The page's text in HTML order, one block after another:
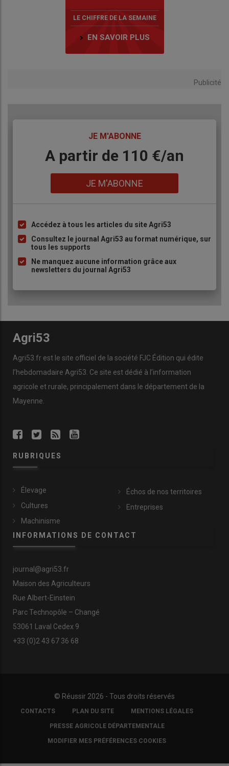
LE CHIFFRE DE LA SEMAINE
EN SAVOIR PLUS
Publicité
JE M'ABONNE
BodyA partir de 110 €/an
JE M'ABONNE
Liste
à
puce
Accédez à tous les articles du site Agri53
Consultez le journal Agri53 au format numérique, sur
tous les supports
Ne manquez aucune information grâce aux
newsletters du journal Agri53
Agri53
Agri53.fr est le site officiel de la société FJC Édition qui édite
l’hebdomadaire Agri53. Ce site est dédié à l’information
agricole et rurale, principalement dans le département de la
Mayenne.
RUBRIQUES
Élevage
Cultures
Machinisme
Échos de nos territoires
Entreprises
INFORMATIONS DE CONTACT
journal@agri53.fr
Maison des Agriculteurs
Rue Albert-Einstein
Parc Technopôle – Changé
53061 Laval Cedex 9
+33 (0)2 43 67 36 68
© Réussir 2026 - Tous droits réservés
FOOTER
COPYRIGHT
CONTACTS PLAN DU SITE MENTIONS LÉGALES
PRESSE AGRICOLE DÉPARTEMENTALE
MODIFIER MES PRÉFÉRENCES COOKIES